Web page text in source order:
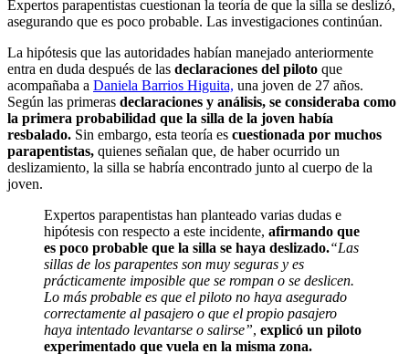
Expertos parapentistas cuestionan la teoría de que la silla se deslizó,
asegurando que es poco probable. Las investigaciones continúan.
La hipótesis que las autoridades habían manejado anteriormente
entra en duda después de las declaraciones del piloto que
acompañaba a Daniela Barrios Higuita, una joven de 27 años.
Según las primeras declaraciones y análisis, se consideraba como
la primera probabilidad que la silla de la joven había
resbalado. Sin embargo, esta teoría es cuestionada por muchos
parapentistas, quienes señalan que, de haber ocurrido un
deslizamiento, la silla se habría encontrado junto al cuerpo de la
joven.
Expertos parapentistas han planteado varias dudas e
hipótesis con respecto a este incidente, afirmando que
es poco probable que la silla se haya deslizado.“Las
sillas de los parapentes son muy seguras y es
prácticamente imposible que se rompan o se deslicen.
Lo más probable es que el piloto no haya asegurado
correctamente al pasajero o que el propio pasajero
haya intentado levantarse o salirse”, explicó un piloto
experimentado que vuela en la misma zona.